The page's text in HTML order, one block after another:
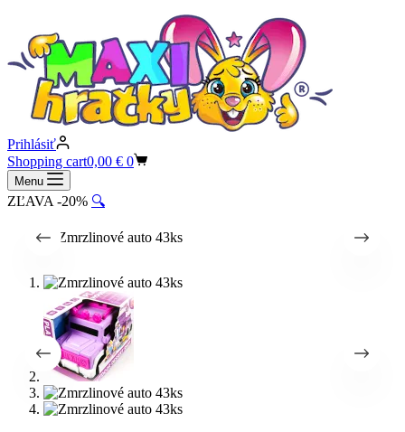
Prihlásiť
Shopping cart0,00 € 0
Menu
ZĽAVA -20% 🔍